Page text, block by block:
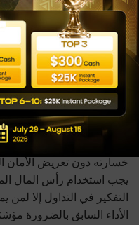
الإفصاح عن المخاطر
هذه ليست فرصة
الاستثمار. ونحن لا نطلب
أي وقت معرضًا لخطر
وعود بمكافآت أو عوائد.
غير مناسب لكل مستثمر.
الأولي أو أكثر. رأس
خسارته دون تعريض الأمان
يجب استخدام رأس المال
التفكير في التداول إلا
الأداء السابق بالضرورة